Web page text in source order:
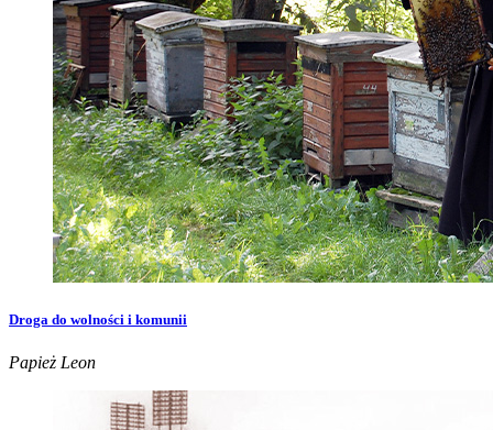
Droga do wolności i komunii
Papież Leon